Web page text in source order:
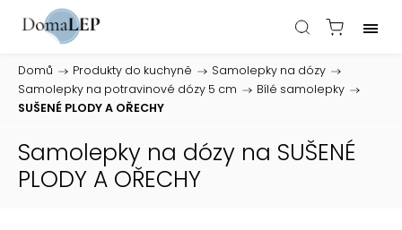
Domů / Produkty do kuchyně / Samolepky na dózy /
Samolepky na potravinové dózy 5 cm / Bílé samolepky /
SUŠENÉ PLODY A OŘECHY
Samolepky na dózy na SUŠENÉ
PLODY A OŘECHY